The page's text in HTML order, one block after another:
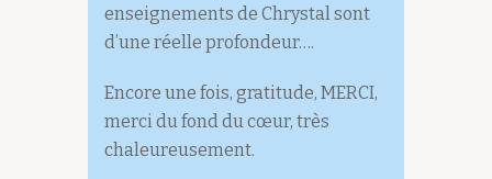
enseignements de Chrystal sont
d’une réelle profondeur….
Encore une fois, gratitude, MERCI,
merci du fond du cœur, très
chaleureusement.